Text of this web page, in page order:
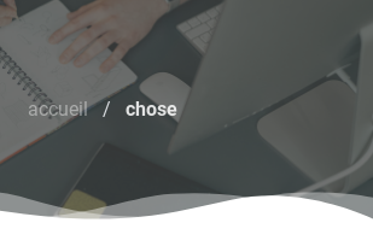
accueil / chose